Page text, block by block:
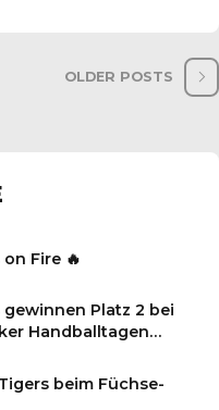
OLDER POSTS
Fire 🔥
gewinnen Platz 2 bei
Handballtagen
beim Füchse-